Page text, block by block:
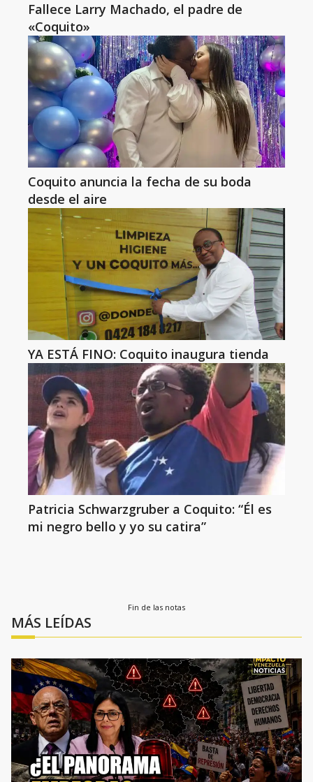
Fallece Larry Machado, el padre de
«Coquito»
Coquito anuncia la fecha de su boda
desde el aire
YA ESTÁ FINO: Coquito inaugura tienda
Patricia Schwarzgruber a Coquito: “Él es
mi negro bello y yo su catira”
Fin de las notas
MÁS LEÍDAS